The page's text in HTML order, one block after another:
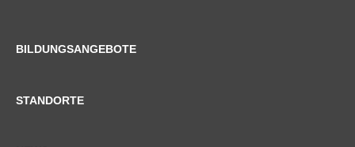
BILDUNGSANGEBOTE
STANDORTE